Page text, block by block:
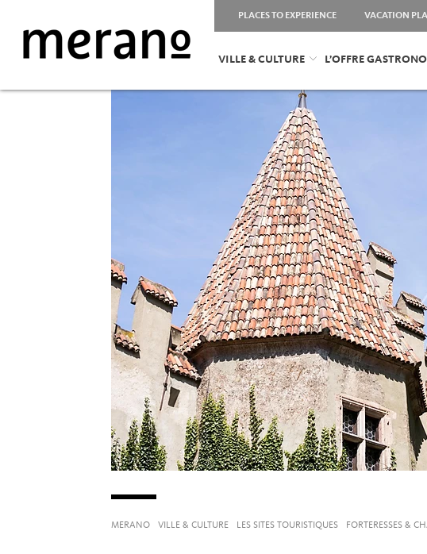
PLACES TO EXPERIENCE VACATION
VILLE & CULTURE L’OFFRE
MERANO VILLE & CULTURE LES SITES TOURISTIQUES FORTERESSES &